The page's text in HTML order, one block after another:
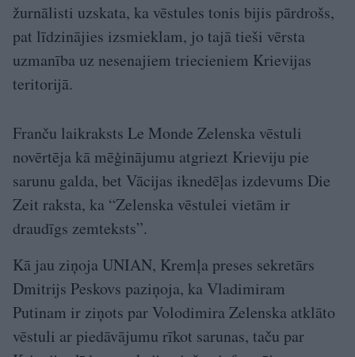
žurnālisti uzskata, ka vēstules tonis bijis pārdrošs,
pat līdzinājies izsmieklam, jo tajā tieši vērsta
uzmanība uz nesenajiem triecieniem Krievijas
teritorijā.
Franču laikraksts Le Monde Zelenska vēstuli
novērtēja kā mēģinājumu atgriezt Krieviju pie
sarunu galda, bet Vācijas iknedēļas izdevums Die
Zeit raksta, ka “Zelenska vēstulei vietām ir
draudīgs zemteksts”.
Kā jau ziņoja UNIAN, Kremļa preses sekretārs
Dmitrijs Peskovs paziņoja, ka Vladimiram
Putinam ir ziņots par Volodimira Zelenska atklāto
vēstuli ar piedāvājumu rīkot sarunas, taču par